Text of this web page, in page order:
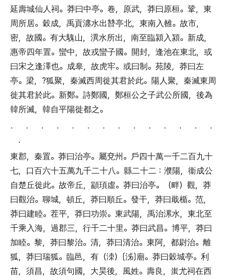
延壽城仙人祠。 莽曰中亭。 卷， 原武， 莽曰原桓。 鞏， 東
周所居。 穀成， 禹貢瀍水出㬱亭北， 東南入雒。 故市，
密， 故國。 有大騩山， 潩水所出， 南至臨潁入潁。 新成，
惠帝四年置。 蠻中， 故戎蠻子國。 開封， 逢池在東北， 或
曰宋之逢澤也。 成皋， 故虎牢。 或曰制。 苑陵， 莽曰左
亭。 梁， ?狐聚， 秦滅西周徙其君於此。 陽人聚， 秦滅東周
徙其君於此。 新鄭。 詩鄭國， 鄭桓公之子武公所國， 後為
韓所滅， 韓自平陽徙都之。
． ． ． ． ． ． ． ． ． ． ． ． ． ．
．
東郡， 秦置。 莽曰治亭。 屬兗州 。 戶四十萬一千二百九十
七， 口百六十五萬九千二十八。 縣二十二 ： 濮陽， 衞成公
自楚丘徙此。 故帝丘， 顓頊虛。 莽曰治亭。（畔） 觀， 莽
曰觀治。 聊城， 頓丘， 莽曰順丘。 發干， 莽曰戢楯。 范，
莽曰建睦。 茬平， 莽曰功崇。 東武陽， 禹治漯水， 東北至
千乘入海， 過郡三， 行千二十里。 莽曰武昌。 博平， 莽曰
加睦。 黎， 莽曰黎治。 清， 莽曰清治。 東阿， 都尉治。 離
狐， 莽曰瑞狐。 臨邑， 有 （洓）〔泲〕廟。 莽曰穀城亭。 利
苗， 須昌， 故須句國， 大昊後， 風姓。 壽良 ， 蚩尤祠在西